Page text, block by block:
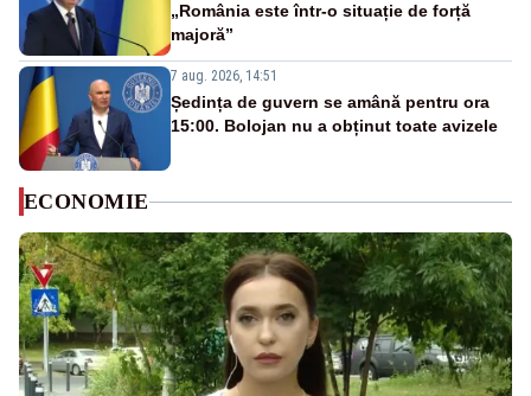
„România este într-o situație de forță
majoră”
7 aug. 2026, 14:51
Ședința de guvern se amână pentru ora
15:00. Bolojan nu a obținut toate avizele
ECONOMIE